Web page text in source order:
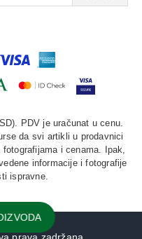
PDV je uračunat u cenu.
da svi artikli u prodavnici
i cenama. Ipak,
informacije i fotografije
ispravne.